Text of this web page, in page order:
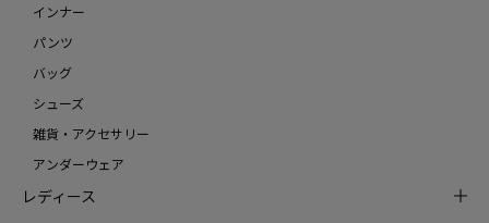
インナー
パンツ
バッグ
シューズ
雑貨・アクセサリー
アンダーウェア
レディース